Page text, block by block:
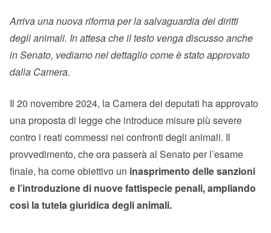
Arriva una nuova riforma per la salvaguardia dei diritti
degli animali. In attesa che il testo venga discusso anche
in Senato, vediamo nel dettaglio come è stato approvato
dalla Camera.
Il 20 novembre 2024, la Camera dei deputati ha approvato
una proposta di legge che introduce misure più severe
contro i reati commessi nei confronti degli animali. Il
provvedimento, che ora passerà al Senato per l’esame
finale, ha come obiettivo un inasprimento delle sanzioni
e l’introduzione di nuove fattispecie penali, ampliando
così la tutela giuridica degli animali.